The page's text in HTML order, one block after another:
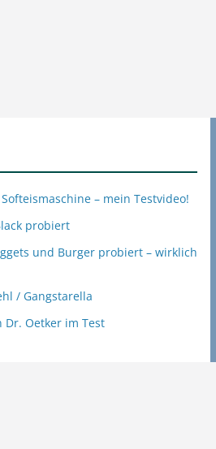
– mein Testvideo!
probiert
und Burger probiert – wirklich
/ Gangstarella
Dr. Oetker im Test